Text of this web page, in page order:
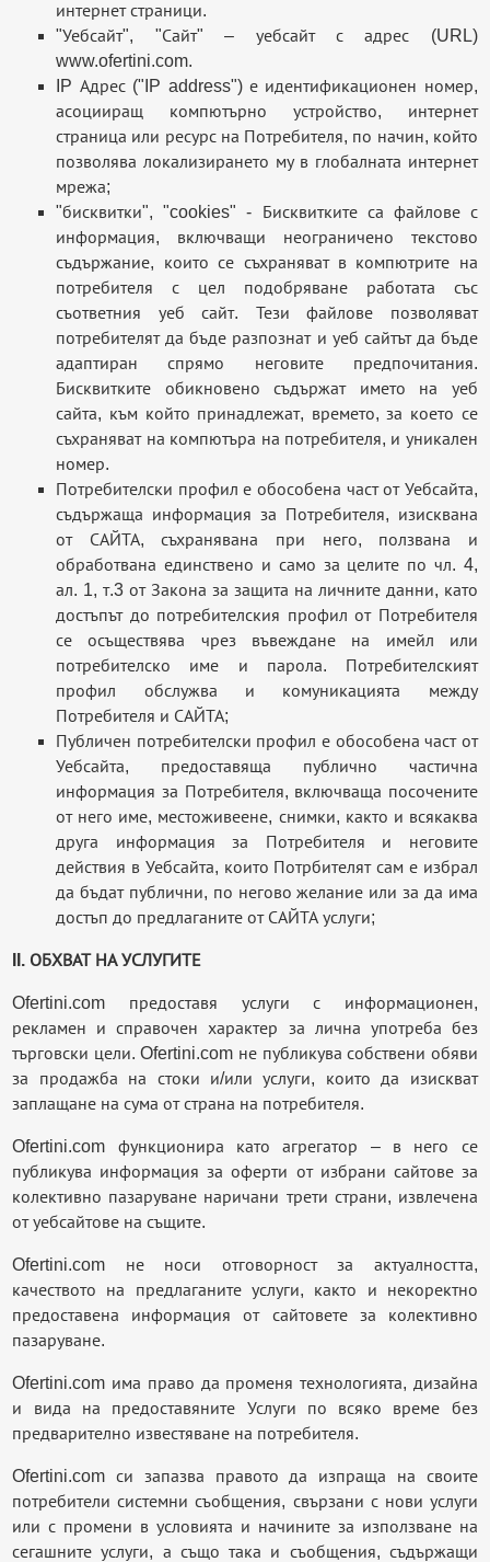
интернет страници.
"Уебсайт", "Сайт" – уебсайт с адрес (URL)
www.ofertini.com.
IP Адрес ("IP address") е идентификационен номер,
асоцииращ компютърно устройство, интернет
страница или ресурс на Потребителя, по начин, който
позволява локализирането му в глобалната интернет
мрежа;
"бисквитки", "cookies" - Бисквитките са файлове с
информация, включващи неограничено текстово
съдържание, които се съхраняват в компютрите на
потребителя с цел подобряване работата със
съответния уеб сайт. Тези файлове позволяват
потребителят да бъде разпознат и уеб сайтът да бъде
адаптиран спрямо неговите предпочитания.
Бисквитките обикновено съдържат името на уеб
сайта, към който принадлежат, времето, за което се
съхраняват на компютъра на потребителя, и уникален
номер.
Потребителски профил е обособена част от Уебсайта,
съдържаща информация за Потребителя, изисквана
от САЙТА, съхранявана при него, ползвана и
обработвана единствено и само за целите по чл. 4,
ал. 1, т.3 от Закона за защита на личните данни, като
достъпът до потребителския профил от Потребителя
се осъществява чрез въвеждане на имейл или
потребителско име и парола. Потребителският
профил обслужва и комуникацията между
Потребителя и САЙТА;
Публичен потребителски профил е обособена част от
Уебсайта, предоставяща публично частична
информация за Потребителя, включваща посочените
от него име, местоживеене, снимки, както и всякаква
друга информация за Потребителя и неговите
действия в Уебсайта, които Потрбителят сам е избрал
да бъдат публични, по негово желание или за да има
достъп до предлаганите от САЙТА услуги;
II. ОБХВАТ НА УСЛУГИТЕ
Ofertini.com предоставя услуги с информационен,
рекламен и справочен характер за лична употреба без
търговски цели. Ofertini.com не публикува собствени обяви
за продажба на стоки и/или услуги, които да изискват
заплащане на сума от страна на потребителя.
Ofertini.com функционира като агрегатор – в него се
публикува информация за оферти от избрани сайтове за
колективно пазаруване наричани трети страни, извлечена
от уебсайтове на същите.
Ofertini.com не носи отговорност за актуалността,
качеството на предлаганите услуги, както и некоректно
предоставена информация от сайтовете за колективно
пазаруване.
Ofertini.com има право да променя технологията, дизайна
и вида на предоставяните Услуги по всяко време без
предварително известяване на потребителя.
Ofertini.com си запазва правото да изпраща на своите
потребители системни съобщения, свързани с нови услуги
или с промени в условията и начините за използване на
сегашните услуги, а също така и съобщения, съдържащи